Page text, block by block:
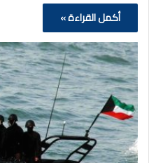
أكمل القراءة »